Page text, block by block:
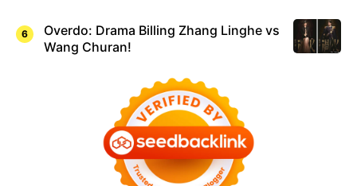
Overdo: Drama Billing Zhang Linghe vs
Wang Churan!